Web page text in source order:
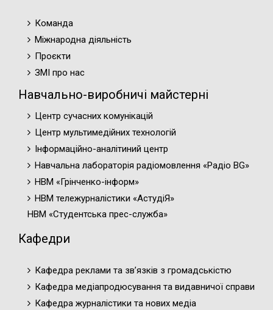
Команда
Міжнародна діяльність
Проєкти
ЗМІ про нас
Навчально-виробничі майстерні
Центр сучасних комунікацій
Центр мультимедійних технологій
Інформаційно-аналітиний центр
Навчальна лабораторія радіомовлення «Радіо BG»
НВМ «Грінченко-інформ»
НВМ тележурналістики «АстудіЯ»
НВМ «Студентська прес-служба»
Кафедри
Кафедра реклами та зв’язків з громадськістю
Кафедра медіапродюсування та видавничої справи
Кафедра журналістики та нових медіа